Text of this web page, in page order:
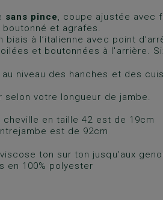
sans pince, coupe ajustée avec
et agrafes.
biais à l’italienne avec point
et boutonnées à l'arrière.
au niveau des hanches et des
selon votre longueur de jambe.
cheville en taille 42 est de 19cm
est de 92cm
ton sur ton jusqu’aux
en 100% polyester